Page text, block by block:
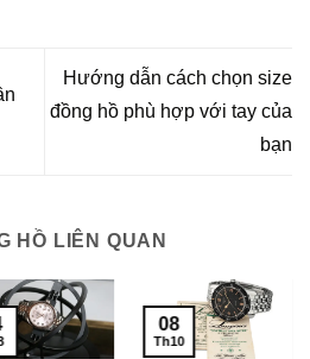
Hướng dẫn cách chọn size
đồng hồ phù hợp với tay của
bạn
HỒ LIÊN QUAN
08
Th10